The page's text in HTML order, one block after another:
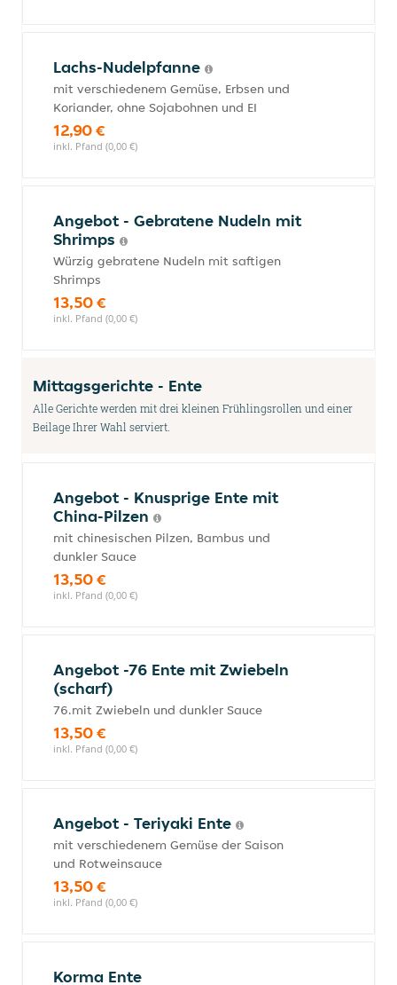
Lachs-Nudelpfanne
mit verschiedenem Gemüse, Erbsen und
Koriander, ohne Sojabohnen und EI
12,90 €
inkl. Pfand (0,00 €)
Angebot - Gebratene Nudeln mit
Shrimps
Würzig gebratene Nudeln mit saftigen
Shrimps
13,50 €
inkl. Pfand (0,00 €)
Mittagsgerichte - Ente
Alle Gerichte werden mit drei kleinen Frühlingsrollen und einer
Beilage Ihrer Wahl serviert.
Angebot - Knusprige Ente mit
China-Pilzen
mit chinesischen Pilzen, Bambus und
dunkler Sauce
13,50 €
inkl. Pfand (0,00 €)
Angebot -76 Ente mit Zwiebeln
(scharf)
76.mit Zwiebeln und dunkler Sauce
13,50 €
inkl. Pfand (0,00 €)
Angebot - Teriyaki Ente
mit verschiedenem Gemüse der Saison
und Rotweinsauce
13,50 €
inkl. Pfand (0,00 €)
Korma Ente